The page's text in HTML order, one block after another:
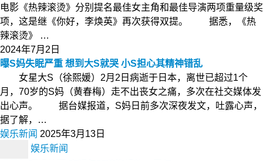
电影《热辣滚烫》分别提名最佳女主角和最佳导演两项重量级奖
项，这是继《你好，李焕英》再次获得双提。 据悉，《热
辣滚烫》 …
2024年7月2日
曝S妈失眠严重 想到大S就哭 小S担心其精神错乱
女星大S（徐熙媛）2月2日病逝于日本，离世已超过1个
月，70岁的S妈（黄春梅）走不出丧女之痛，多次在社交媒体发
出心声。 据台媒报道，S妈日前多次深夜发文，吐露心声，
据了解，…
娱乐新闻 2025年3月13日
娱乐新闻